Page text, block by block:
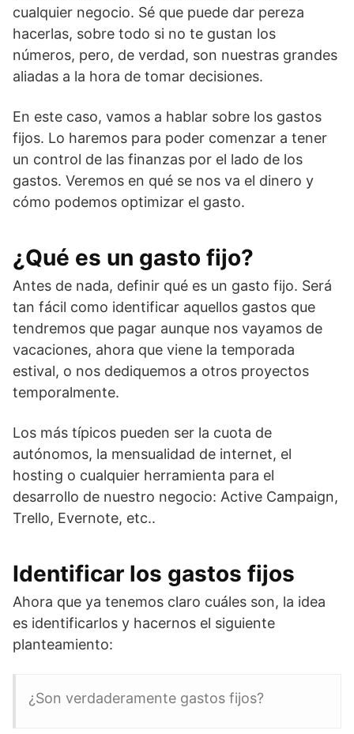
cualquier negocio. Sé que puede dar pereza
hacerlas, sobre todo si no te gustan los
números, pero, de verdad, son nuestras grandes
aliadas a la hora de tomar decisiones.
En este caso, vamos a hablar sobre los gastos
fijos. Lo haremos para poder comenzar a tener
un control de las finanzas por el lado de los
gastos. Veremos en qué se nos va el dinero y
cómo podemos optimizar el gasto.
¿Qué es un gasto fijo?
Antes de nada, definir qué es un gasto fijo. Será
tan fácil como identificar aquellos gastos que
tendremos que pagar aunque nos vayamos de
vacaciones, ahora que viene la temporada
estival, o nos dediquemos a otros proyectos
temporalmente.
Los más típicos pueden ser la cuota de
autónomos, la mensualidad de internet, el
hosting o cualquier herramienta para el
desarrollo de nuestro negocio: Active Campaign,
Trello, Evernote, etc..
Identificar los gastos fijos
Ahora que ya tenemos claro cuáles son, la idea
es identificarlos y hacernos el siguiente
planteamiento:
¿Son verdaderamente gastos fijos?